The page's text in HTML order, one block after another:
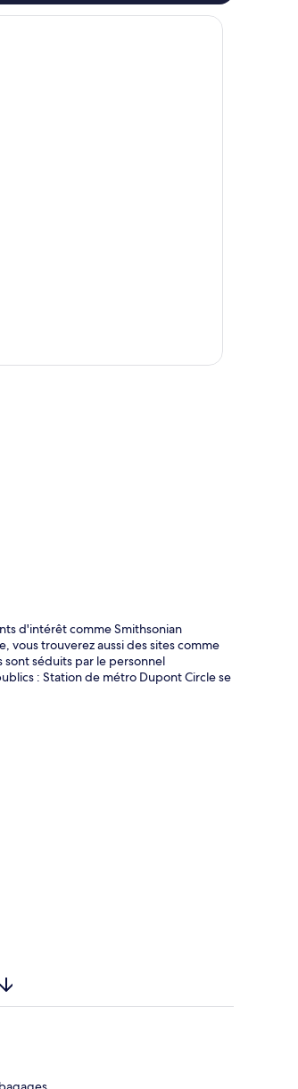
d'intérêt comme Smithsonian
vous trouverez aussi des sites comme
sont séduits par le personnel
: Station de métro Dupont Circle se